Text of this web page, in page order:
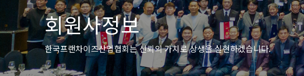
회원사정보
한국프랜차이즈산업협회는 신뢰의 가치로 상생을 실현하겠습니다.